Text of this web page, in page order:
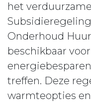
het
Onderhoud
beschikbaar
treffen. Deze
warmteopties en